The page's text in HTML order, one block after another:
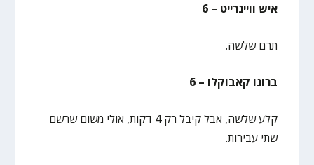
איש וויינרייט – 6
תרם שלשה.
ברונו קאבוקלו – 6
קלע שלשה, אבל קיבל רק 4 דקות, אולי משום שרשם
שתי עבירות.